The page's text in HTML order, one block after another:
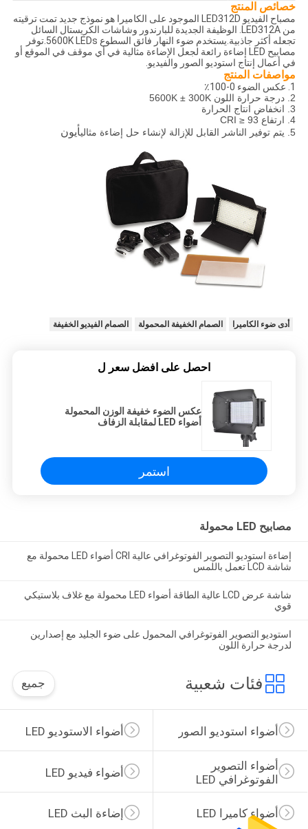
خصائص المنتج
مصباح الفيديو LED312D الموجود على الكاميرا هو نموذج جديد تمت ترقيته
من LED312A. الوظيفة الجديدة للبارندور وشاشات الكريستال السائل
تجعله أكثر جاذبية.يستخدم ضوء النهار فائق السطوع 5600K LEDs.توفر
مصابيح LED إضاءة رائعة لجعل الإضاءة مثالية في أي موقف في الموقع أو
في أعمال إنتاج استوديو الصور والفيديو.
مواصفات المنتج
1. عكس الضوء 0-100٪
2. درجة حرارة اللون 5600K ± 300K
3. انخفاض انتاج الحرارة
4. ارتفاع CRI ≥ 93
5. يتم توفير الناشر القابل للإزالة لإنشاء حل إضاءة مثالي
أيون
أدى ضوء الكاميرا الصمام الخفيفة المحمولة الصمام الفيديو الخفيفة
احصل على افضل سعر ل
عكس الضوء خفيفة الوزن المحمولة
أضواء LED لمقابلة الزفاف
استمر
مصابيح LED محمولة
إضاءة استوديو التصوير الفوتوغرافي عالية CRI أضواء LED محمولة مع
شاشة LCD تعمل باللمس
شاشة عرض LCD عالية الطاقة أضواء LED محمولة مع غلاف بلاستيكي
قوي
استوديو التصوير الفوتوغرافي المحمول على ضوء الجليد مع إصدارين
لدرجة حرارة اللون
فئات شعبية جميع
أضواء الاستوديو LED أضواء استوديو الصور
أضواء فيديو LED
أضواء التصوير
الفوتوغرافي LED
إضاءة البث LED أضواء كاميرا LED